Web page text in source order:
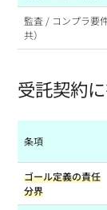
監査 / コンプラ要
共）
受託契約
条項
ゴール定義の責任
分界